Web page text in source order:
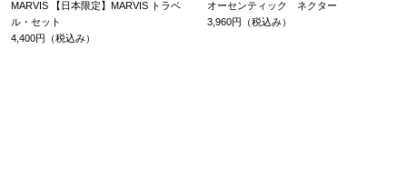
MARVIS 【日本限定】MARVIS トラベ
ル・セット
4,400円（税込み）
オーセンティック ネクター
3,960円（税込み）